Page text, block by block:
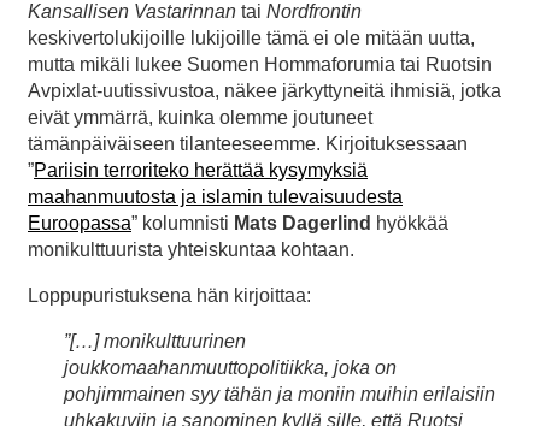
Kansallisen Vastarinnan tai Nordfrontin
keskivertolukijoille lukijoille tämä ei ole mitään uutta,
mutta mikäli lukee Suomen Hommaforumia tai Ruotsin
Avpixlat-uutissivustoa, näkee järkyttyneitä ihmisiä, jotka
eivät ymmärrä, kuinka olemme joutuneet
tämänpäiväiseen tilanteeseemme. Kirjoituksessaan
”Pariisin terroriteko herättää kysymyksiä
maahanmuutosta ja islamin tulevaisuudesta
Euroopassa” kolumnisti Mats Dagerlind hyökkää
monikulttuurista yhteiskuntaa kohtaan.
Loppupuristuksena hän kirjoittaa:
”[…] monikulttuurinen
joukkomaahanmuuttopolitiikka, joka on
pohjimmainen syy tähän ja moniin muihin erilaisiin
uhkakuviin ja sanominen kyllä sille, että Ruotsi